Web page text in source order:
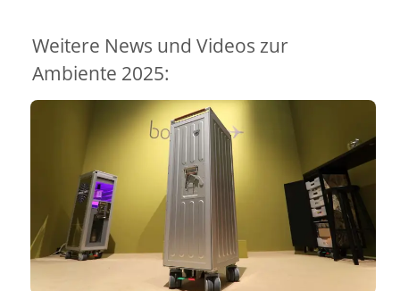
Weitere News und Videos zur
Ambiente 2025: